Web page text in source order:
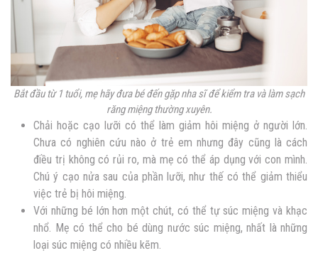
Bắt đầu từ 1 tuổi, mẹ hãy đưa bé đến gặp nha sĩ để kiểm tra và làm sạch
răng miệng thường xuyên.
Chải hoặc cạo lưỡi có thể làm giảm hôi miệng ở người lớn.
Chưa có nghiên cứu nào ở trẻ em nhưng đây cũng là cách
điều trị không có rủi ro, mà mẹ có thể áp dụng với con mình.
Chú ý cạo nửa sau của phần lưỡi, như thế có thể giảm thiểu
việc trẻ bị hôi miệng.
Với những bé lớn hơn một chút, có thể tự súc miệng và khạc
nhổ. Mẹ có thể cho bé dùng nước súc miệng, nhất là những
loại súc miệng có nhiều kẽm.